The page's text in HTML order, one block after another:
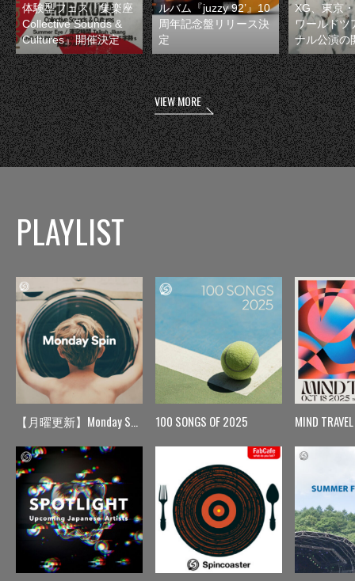
体験型フェス『集楽座
Collective Sounds &
Cultures』開催決定
ルバム『juzzy 92’』10
周年記念盤リリース決
定
XG、東京
ワールドツ
ナル公演の
VIEW MORE
PLAYLIST
【月曜更新】Monday Spin 100 SONGS OF 2025 MIND TRAVEL